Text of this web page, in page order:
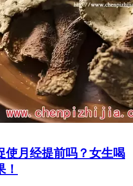
使月经提前吗？女生喝
！